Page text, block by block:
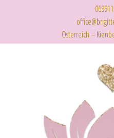
Österreich –